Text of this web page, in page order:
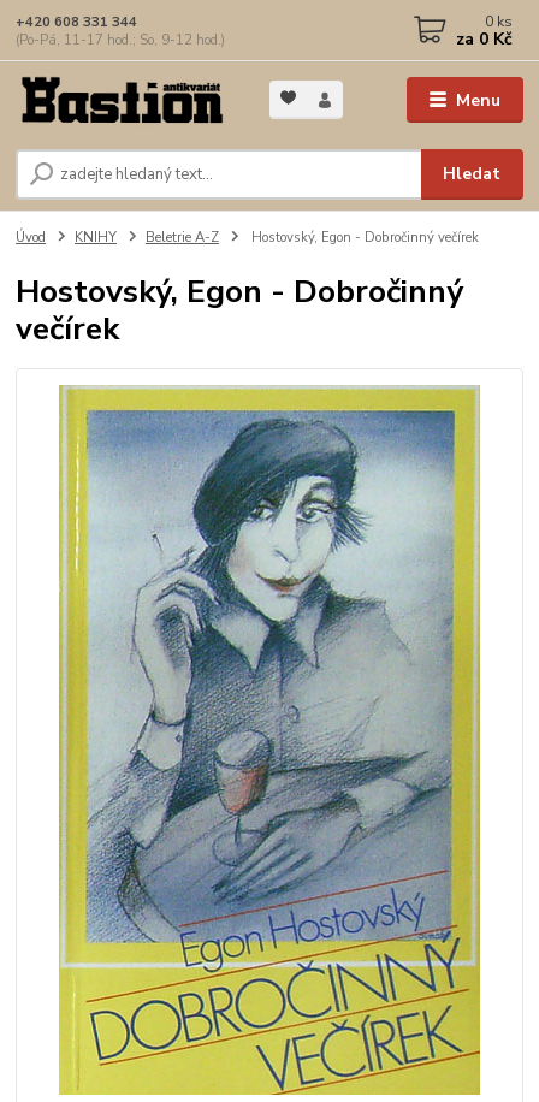
Menu
Hledat
+420 608 331 344
(Po-Pá, 11-17 hod.; So, 9-12 hod.)
0 ks
za 0 Kč
Úvod KNIHY Beletrie A-Z Hostovský, Egon - Dobročinný večírek
Hostovský, Egon - Dobročinný
večírek